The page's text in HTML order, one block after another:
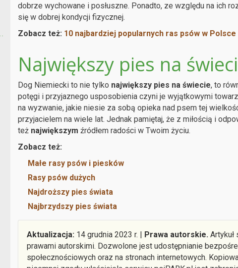
dobrze wychowane i posłuszne. Ponadto, ze względu na ich
się w dobrej kondycji fizycznej.
Zobacz też: 10 najbardziej popularnych ras psów w Polsce
Największy pies na
Dog Niemiecki to nie tylko największy pies na świecie, to
potęgi i przyjaznego usposobienia czyni je wyjątkowymi
na wyzwanie, jakie niesie za sobą opieka nad psem tej
przyjacielem na wiele lat. Jednak pamiętaj, że z miłością i
też największym źródłem radości w Twoim życiu.
Zobacz też:
Małe rasy psów i piesków
Rasy psów dużych
Najdroższy pies świata
Najbrzydszy pies świata
Aktualizacja:14 grudnia 2023 r. | Prawa autorskie.
prawami autorskimi. Dozwolone jest udostępnianie
społecznościowych oraz na stronach internetowych.